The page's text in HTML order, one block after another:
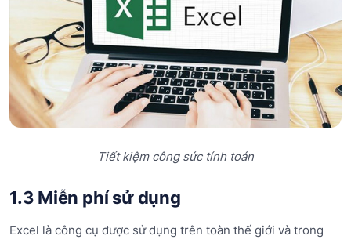
Tiết kiệm công sức tính toán
1.3 Miễn phí sử dụng
Excel là công cụ được sử dụng trên toàn thế giới và trong